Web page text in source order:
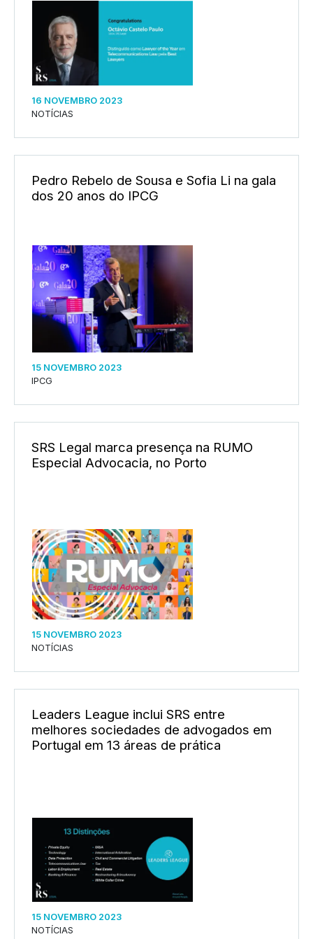
16 NOVEMBRO 2023
NOTÍCIAS
Pedro Rebelo de Sousa e Sofia Li na gala
dos 20 anos do IPCG
15 NOVEMBRO 2023
IPCG
SRS Legal marca presença na RUMO
Especial Advocacia, no Porto
15 NOVEMBRO 2023
NOTÍCIAS
Leaders League inclui SRS entre
melhores sociedades de advogados em
Portugal em 13 áreas de prática
15 NOVEMBRO 2023
NOTÍCIAS